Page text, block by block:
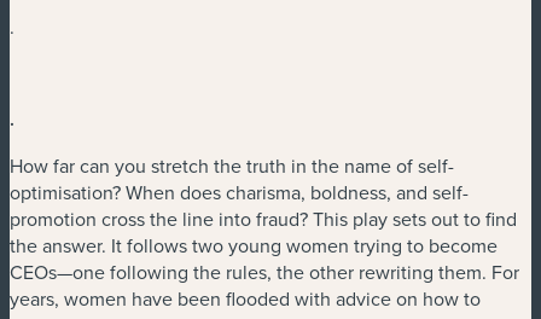
.
.
How far can you stretch the truth in the name of self-
optimisation? When does charisma, boldness, and self-
promotion cross the line into fraud? This play sets out to find
the answer. It follows two young women trying to become
CEOs—one following the rules, the other rewriting them. For
years, women have been flooded with advice on how to